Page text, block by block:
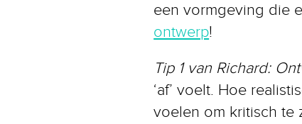
een vormgeving die
ontwerp!
Tip 1 van Richard:
‘af’ voelt. Hoe
voelen om kritisch te